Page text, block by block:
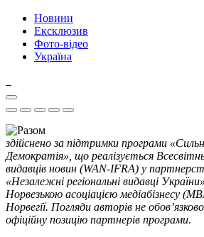
Новини
Ексклюзив
Фото-відео
Україна
здійснено за підтримки програми
Демократія», що реалізується
видавців новин (WAN-IFRA) у
«Незалежні регіональні видавці
Норвезькою асоціацією медіабізнесу
Норвегії. Погляди авторів не
офіційну позицію партнерів програми.